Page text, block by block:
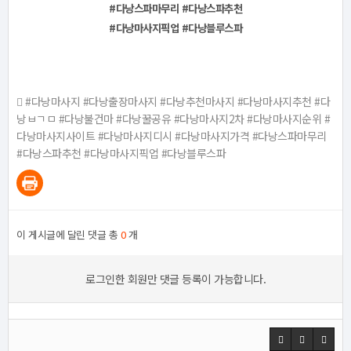
#다낭스파마무리 #다낭스파추천
#다낭마사지픽업 #다낭블루스파
#다낭마사지 #다낭출장마사지 #다낭추천마사지 #다낭마사지추천 #다
낭ㅂㄱㅁ #다낭불건마 #다낭꿀공유 #다낭마사지2차 #다낭마사지순위 #
다낭마사지사이트 #다낭마사지디시 #다낭마사지가격 #다낭스파마무리
#다낭스파추천 #다낭마사지픽업 #다낭블루스파
이 게시글에 달린 댓글 총 0개
로그인한 회원만 댓글 등록이 가능합니다.